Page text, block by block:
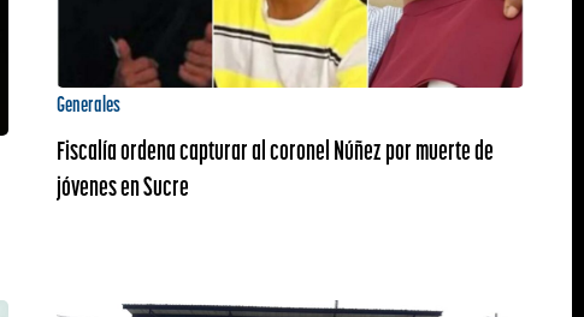
Generales
Fiscalía ordena capturar al coronel Núñez por muerte de
jóvenes en Sucre